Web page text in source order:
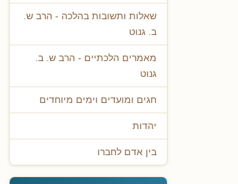
שאלות ותשובות בהלכה - הרב ש.
ב. גנוט
מאמרים הלכתיים - הרב ש. ב.
גנוט
חגים ומועדים וימים מיוחדים
יהדות
בין אדם לחברו